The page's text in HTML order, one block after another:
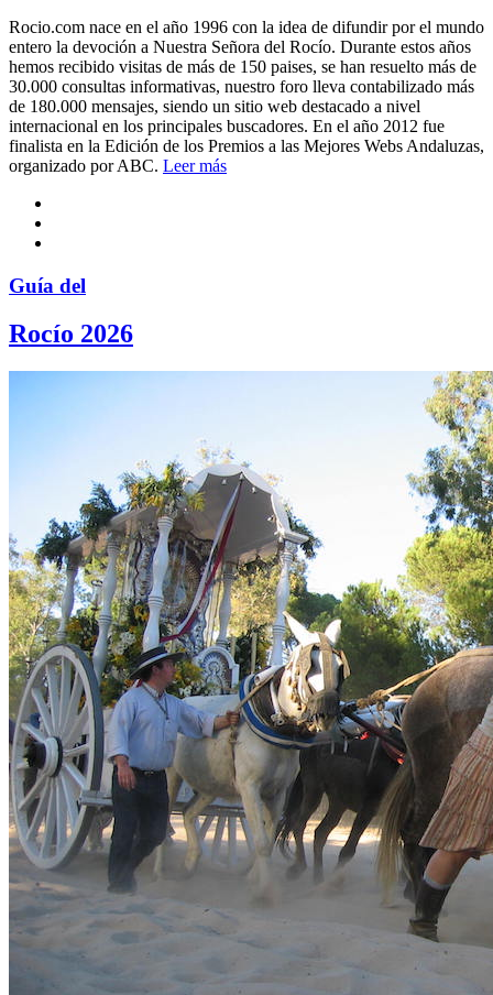
Rocio.com nace en el año 1996 con la idea de difundir por el mundo
entero la devoción a Nuestra Señora del Rocío. Durante estos años
hemos recibido visitas de más de 150 paises, se han resuelto más de
30.000 consultas informativas, nuestro foro lleva contabilizado más
de 180.000 mensajes, siendo un sitio web destacado a nivel
internacional en los principales buscadores. En el año 2012 fue
finalista en la Edición de los Premios a las Mejores Webs Andaluzas,
organizado por ABC. Leer más
Guía del
Rocío 2026